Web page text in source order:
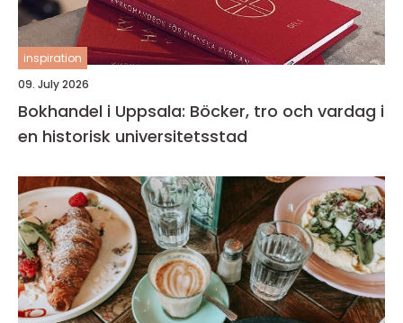
inspiration
09. July 2026
Bokhandel i Uppsala: Böcker, tro och vardag i
en historisk universitetsstad